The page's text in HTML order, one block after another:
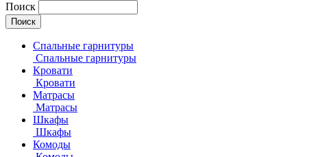
Поиск
Спальные гарнитуры
Спальные гарнитуры
Кровати
Кровати
Матрасы
Матрасы
Шкафы
Шкафы
Комоды